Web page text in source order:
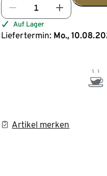
Auf Lager
Liefertermin: Mo.,
Artikel merken